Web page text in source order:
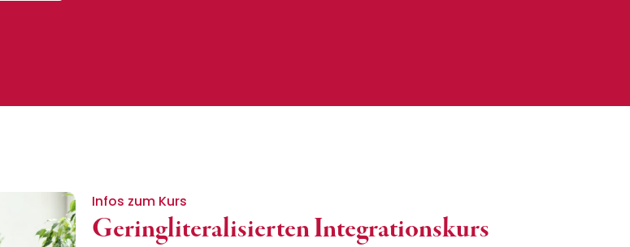
Infos zum Kurs
Geringliteralisierten Integrationskurs